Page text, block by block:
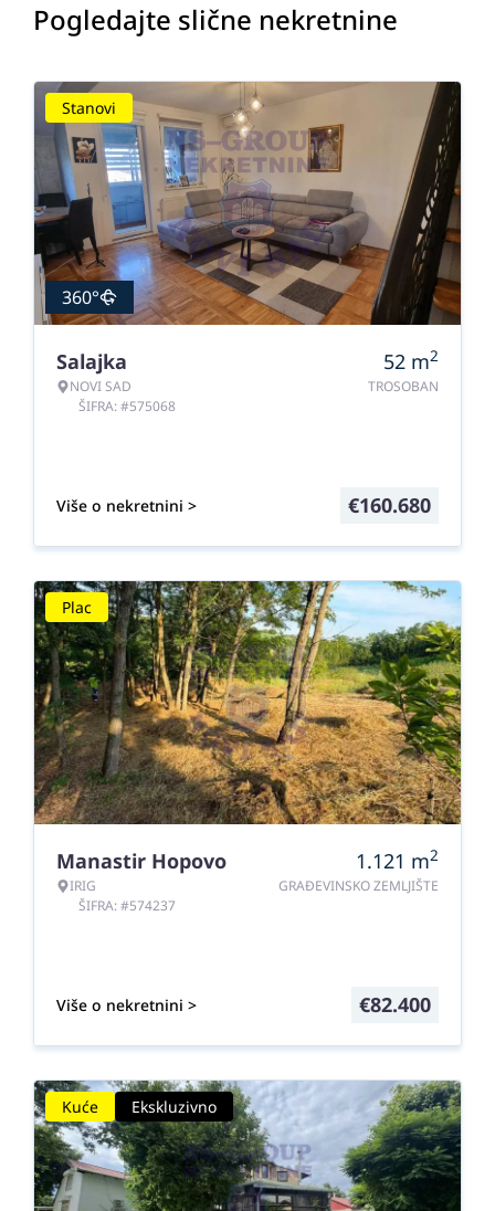
Pogledajte slične nekretnine
Stanovi
360°
Salajka
NOVI SAD
ŠIFRA: #575068
52 m2
TROSOBAN
Više o nekretnini > €160.680
Plac
Manastir Hopovo
IRIG
ŠIFRA: #574237
1.121 m2
GRAĐEVINSKO ZEMLJIŠTE
Više o nekretnini > €82.400
Kuće Ekskluzivno